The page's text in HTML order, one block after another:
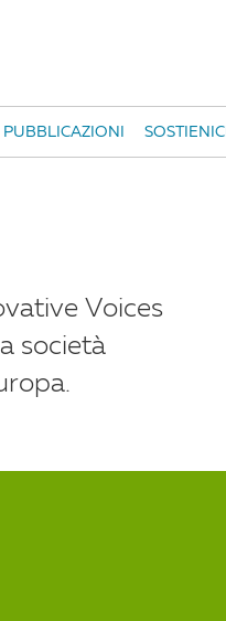
PUBBLICAZIONI SOSTIENICI
Voices
società